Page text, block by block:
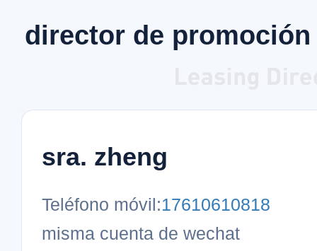
director de
sra. zheng
Teléfono móvil:17610610818
misma cuenta de wechat